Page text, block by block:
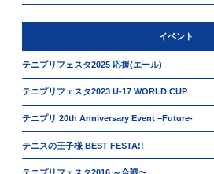
イベント
テニプリフェスタ2025 応援(エール)
テニプリフェスタ2023 U-17 WORLD CUP
テニプリ 20th Anniversary Event –Future-
テニスの王子様 BEST FESTA!!